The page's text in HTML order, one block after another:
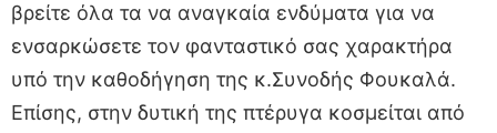
βρείτε όλα τα να αναγκαία ενδύματα για να
ενσαρκώσετε τον φανταστικό σας χαρακτήρα
υπό την καθοδήγηση της κ.Συνοδής Φουκαλά.
Επίσης, στην δυτική της πτέρυγα κοσμείται από